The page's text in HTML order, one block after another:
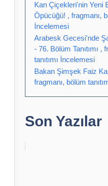
Kan Çiçekleri'nin Yeni
Öpücüğü! , fragmanı,
İncelemesi
Arabesk Gecesi'nde
- 76. Bölüm Tanıtımı ,
tanıtımı İncelemesi
Bakan Şimşek Faiz
fragmanı, bölüm
Son Yazılar